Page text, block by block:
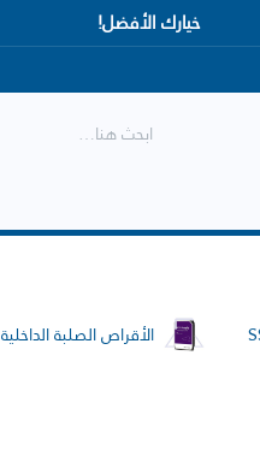
خيارك الأفضل!
الأقراص الصلبة الداخلية